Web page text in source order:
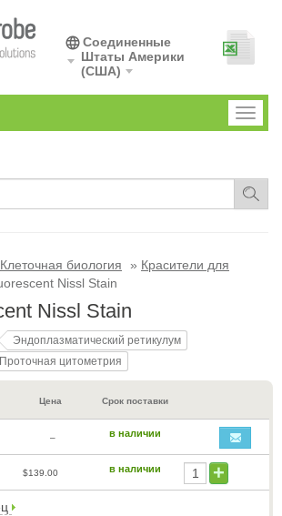
Соединенные
Штаты Америки
(США)
Toggle
Клеточная биология
Красители для
Nissl Stain
Nissl Stain
Эндоплазматический ретикулум
Проточная цитометрия
Цена Срок поставки
– в наличии
$139.00 в наличии